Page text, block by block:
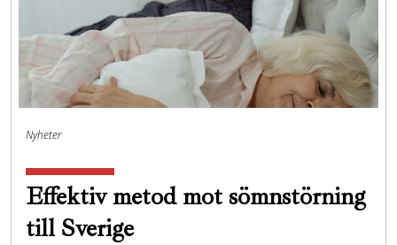
Nyheter
Effektiv metod mot sömnstörning
till Sverige